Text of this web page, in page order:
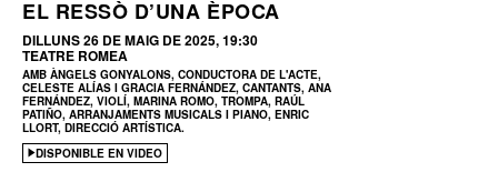
EL RESSÒ D’UNA ÈPOCA
DILLUNS 26 DE MAIG DE 2025, 19:30
TEATRE ROMEA
AMB ÀNGELS GONYALONS, CONDUCTORA DE L'ACTE,
CELESTE ALÍAS I GRACIA FERNÁNDEZ, CANTANTS, ANA
FERNÁNDEZ, VIOLÍ, MARINA ROMO, TROMPA, RAÚL
PATIÑO, ARRANJAMENTS MUSICALS I PIANO, ENRIC
LLORT, DIRECCIÓ ARTÍSTICA.
DISPONIBLE EN VIDEO